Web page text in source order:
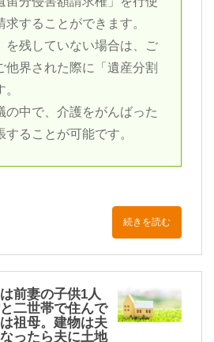
求することができます。
を残していない場合は、ご
他界された際に「遺産分割
の中で、介護をがんばった
することが可能です。
続きを読む
前妻の子供1人
二世帯で住んで
祖母。建物は夫
ったら夫に土地